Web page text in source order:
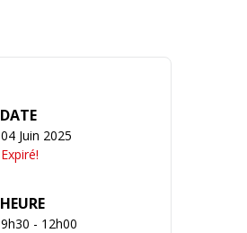
DATE
04 Juin 2025
Expiré!
HEURE
9h30 - 12h00